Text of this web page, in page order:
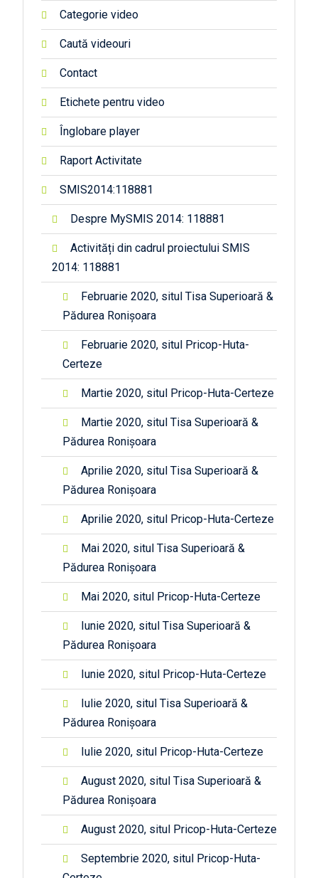
Categorie video
Caută videouri
Contact
Etichete pentru video
Înglobare player
Raport Activitate
SMIS2014:118881
Despre MySMIS 2014: 118881
Activități din cadrul proiectului SMIS
2014: 118881
Februarie 2020, situl Tisa Superioară &
Pădurea Ronișoara
Februarie 2020, situl Pricop-Huta-
Certeze
Martie 2020, situl Pricop-Huta-Certeze
Martie 2020, situl Tisa Superioară &
Pădurea Ronișoara
Aprilie 2020, situl Tisa Superioară &
Pădurea Ronișoara
Aprilie 2020, situl Pricop-Huta-Certeze
Mai 2020, situl Tisa Superioară &
Pădurea Ronișoara
Mai 2020, situl Pricop-Huta-Certeze
Iunie 2020, situl Tisa Superioară &
Pădurea Ronișoara
Iunie 2020, situl Pricop-Huta-Certeze
Iulie 2020, situl Tisa Superioară &
Pădurea Ronișoara
Iulie 2020, situl Pricop-Huta-Certeze
August 2020, situl Tisa Superioară &
Pădurea Ronișoara
August 2020, situl Pricop-Huta-Certeze
Septembrie 2020, situl Pricop-Huta-